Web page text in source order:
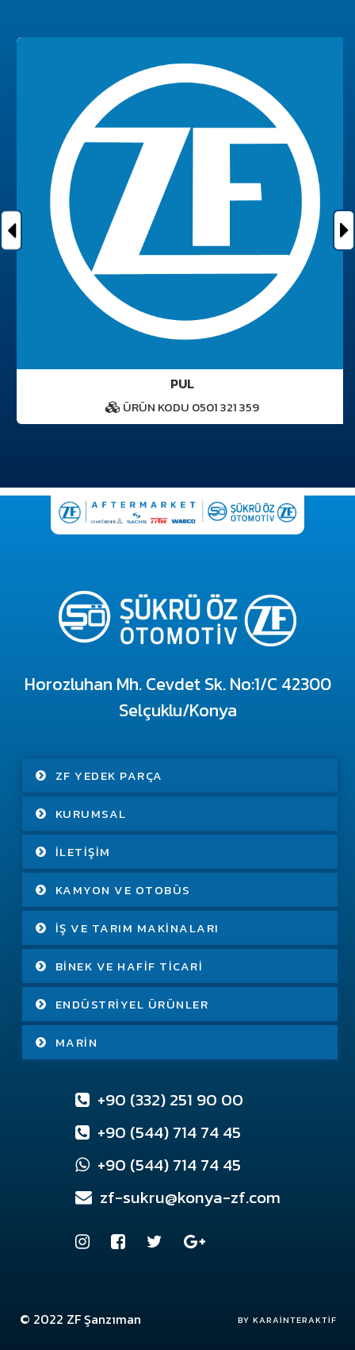
PUL
ÜRÜN KODU 0501 321 359
Horozluhan Mh. Cevdet Sk. No:1/C 42300
Selçuklu/Konya
ZF YEDEK PARÇA
KURUMSAL
İLETIŞIM
KAMYON VE OTOBÜS
İŞ VE TARIM MAKINALARI
BINEK VE HAFIF TICARI
ENDÜSTRIYEL ÜRÜNLER
MARIN
+90 (332) 251 90 00
+90 (544) 714 74 45
+90 (544) 714 74 45
zf-sukru@konya-zf.com
© 2022 ZF Şanzıman Konya Web Tasarım